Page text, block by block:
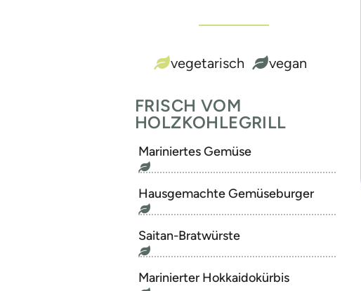
vegetarisch vegan
FRISCH VOM
HOLZKOHLEGRILL
Mariniertes Gemüse
Hausgemachte Gemüseburger
Saitan-Bratwürste
Marinierter Hokkaidokürbis